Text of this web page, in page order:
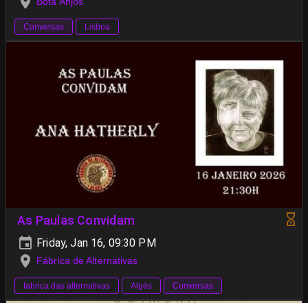
Conversas Lisboa
As Paulas Convidam
Friday, Jan 16, 09:30 PM
Fábrica de Alternativas
fabrica das alternativas Algés Conversas